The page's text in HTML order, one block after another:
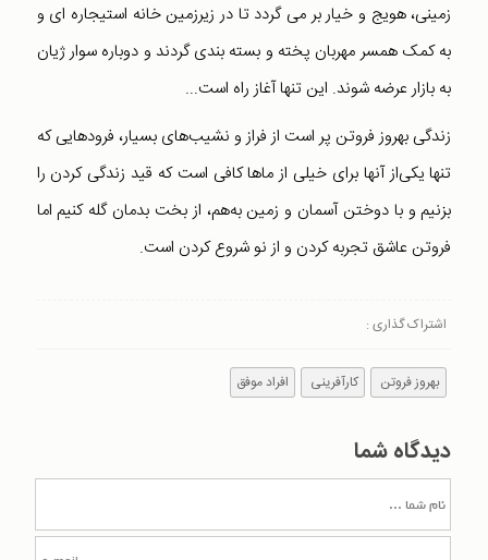
زمینی، هویج و خیار بر می گردد تا در زیرزمین خانه استیجاره ای و
به کمک همسر مهربان پخته و بسته بندی گردند و دوباره سوار ژیان
به بازار عرضه شوند. این تنها آغاز راه است...
زندگی بهروز فروتن پر است از فراز و نشیب‌های بسیار، فرود‌هایی که
تنها یکی‌از آنها برای خیلی از ماها کافی است که قید زندگی کردن را
بزنیم و با دوختن آسمان و زمین به‌هم، از بخت بدمان گله کنیم اما
فروتن عاشق تجربه کردن و از نو شروع کردن است.
اشتراک گذاری :
بهروز فروتن کارآفرینی افراد موفق
دیدگاه شما